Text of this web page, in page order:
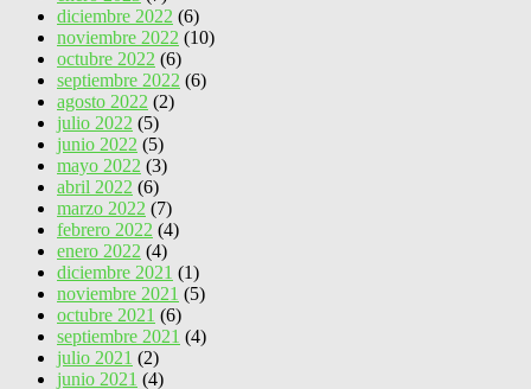
diciembre 2022 (6)
noviembre 2022 (10)
octubre 2022 (6)
septiembre 2022 (6)
agosto 2022 (2)
julio 2022 (5)
junio 2022 (5)
mayo 2022 (3)
abril 2022 (6)
marzo 2022 (7)
febrero 2022 (4)
enero 2022 (4)
diciembre 2021 (1)
noviembre 2021 (5)
octubre 2021 (6)
septiembre 2021 (4)
julio 2021 (2)
junio 2021 (4)